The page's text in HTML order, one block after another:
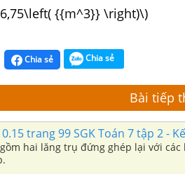
{{m^3}} \right)\)
Chia sẻ Chia sẻ
Bài tiếp
trang 99 SGK Toán 7 tập 2 -
hai lăng trụ đứng ghép lại với